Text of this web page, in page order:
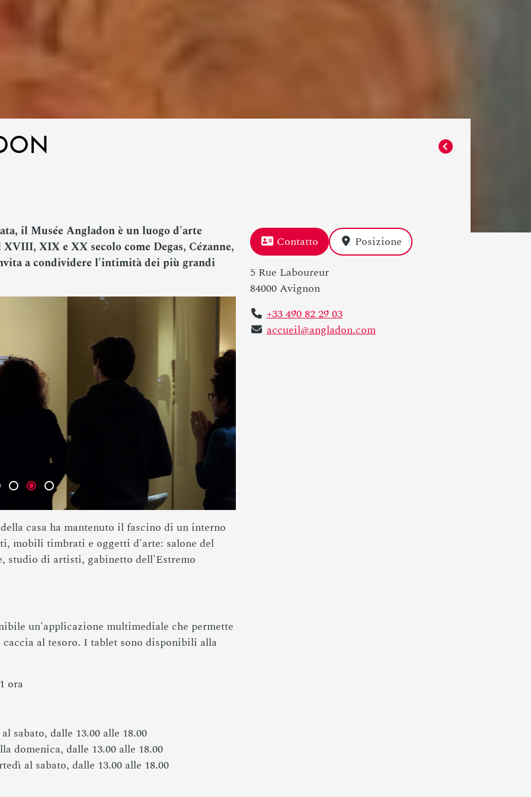
il Musée Angladon è un luogo d'arte
XIX e XX secolo come Degas, Cézanne,
a condividere l'intimità dei più grandi
casa ha mantenuto il fascino di un interno
mobili timbrati e oggetti d'arte: salone del
studio di artisti, gabinetto dell'Estremo
un'applicazione multimediale che permette
al tesoro. I tablet sono disponibili alla
ora
sabato, dalle 13.00 alle 18.00
domenica, dalle 13.00 alle 18.00
al sabato, dalle 13.00 alle 18.00
Contatto
Posizione
5 Rue Laboureur
84000 Avignon
+33 490 82 29 03
accueil@angladon.com